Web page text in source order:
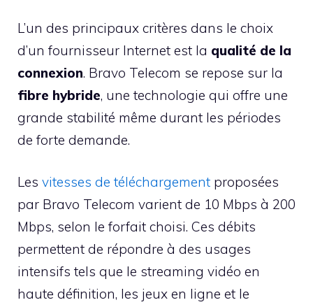
L’un des principaux critères dans le choix
d’un fournisseur Internet est la qualité de la
connexion. Bravo Telecom se repose sur la
fibre hybride, une technologie qui offre une
grande stabilité même durant les périodes
de forte demande.
Les vitesses de téléchargement proposées
par Bravo Telecom varient de 10 Mbps à 200
Mbps, selon le forfait choisi. Ces débits
permettent de répondre à des usages
intensifs tels que le streaming vidéo en
haute définition, les jeux en ligne et le